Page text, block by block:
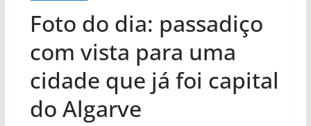
Foto do dia: passadiço
com vista para uma
cidade que já foi capital
do Algarve